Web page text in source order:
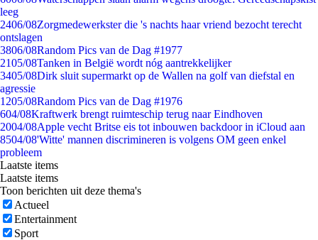
leeg
2406/08Zorgmedewerkster die 's nachts haar vriend bezocht terecht
ontslagen
3806/08Random Pics van de Dag #1977
2105/08Tanken in België wordt nóg aantrekkelijker
3405/08Dirk sluit supermarkt op de Wallen na golf van diefstal en
agressie
1205/08Random Pics van de Dag #1976
604/08Kraftwerk brengt ruimteschip terug naar Eindhoven
2004/08Apple vecht Britse eis tot inbouwen backdoor in iCloud aan
8504/08'Witte' mannen discrimineren is volgens OM geen enkel
probleem
Laatste items
Laatste items
Toon berichten uit deze thema's
Actueel
Entertainment
Sport